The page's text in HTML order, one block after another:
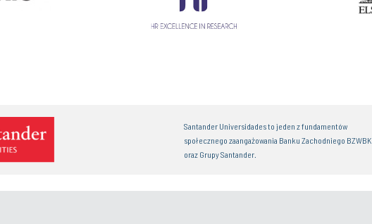
Santander Universidades to jeden z fundamentów
społecznego zaangażowania Banku Zachodniego BZWBK
oraz Grupy Santander.